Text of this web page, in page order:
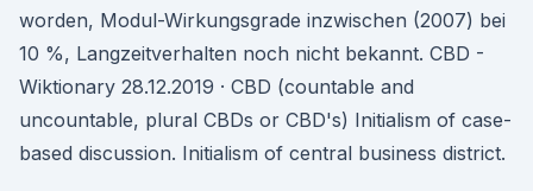
worden, Modul-Wirkungsgrade inzwischen (2007) bei
10 %, Langzeitverhalten noch nicht bekannt. CBD -
Wiktionary 28.12.2019 · CBD (countable and
uncountable, plural CBDs or CBD's) Initialism of case-
based discussion. Initialism of central business district.